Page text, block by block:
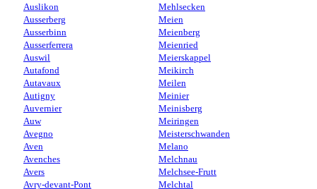
Auslikon
Ausserberg
Ausserbinn
Ausserferrera
Auswil
Autafond
Autavaux
Autigny
Auvernier
Auw
Avegno
Aven
Avenches
Avers
Avry-devant-Pont
Mehlsecken
Meien
Meienberg
Meienried
Meierskappel
Meikirch
Meilen
Meinier
Meinisberg
Meiringen
Meisterschwanden
Melano
Melchnau
Melchsee-Frutt
Melchtal